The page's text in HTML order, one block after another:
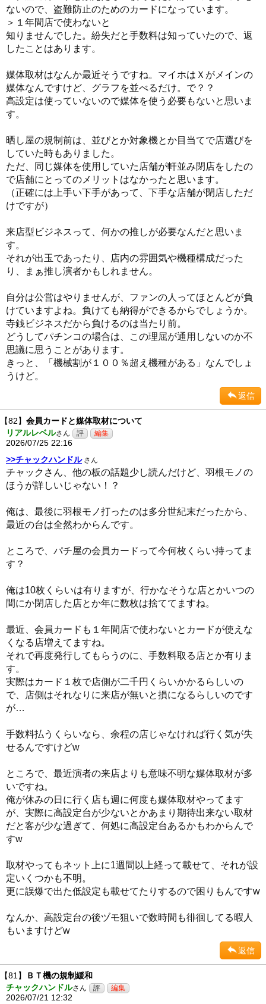
ないので、盗難防止のためのカードになっています。
＞１年間店で使わないと
知りませんでした。紛失だと手数料は知っていたので、返
したことはあります。
媒体取材はなんか最近そうですね。マイホはＸがメインの
媒体なんですけど、グラフを並べるだけ。で？？
高設定は使っていないので媒体を使う必要もないと思いま
す。
晒し屋の規制前は、並びとか対象機とか目当てで店選びを
していた時もありました。
ただ、同じ媒体を使用していた店舗が軒並み閉店をしたの
で店舗にとってのメリットはなかったと思います。
（正確には上手い下手があって、下手な店舗が閉店しただ
けですが）
来店型ビジネスって、何かの推しが必要なんだと思いま
す。
それが出玉であったり、店内の雰囲気や機種構成だった
り、まぁ推し演者かもしれません。
自分は公営はやりませんが、ファンの人ってほとんどが負
けていますよね。負けても納得ができるからでしょうか。
寺銭ビジネスだから負けるのは当たり前。
どうしてパチンコの場合は、この理屈が通用しないのか不
思議に思うことがあります。
きっと、「機械割が１００％超え機種がある」なんでしょ
うけど。
返信
【82】 会員カードと媒体取材について
リアルレベルさん
2026/07/25 22:16
>>チャックハンドルさん
チャックさん、他の板の話題少し読んだけど、羽根モノの
ほうが詳しいじゃない！？
俺は、最後に羽根モノ打ったのは多分世紀末だったから、
最近の台は全然わからんです。
ところで、パチ屋の会員カードって今何枚くらい持ってま
す？
俺は10枚くらいは有りますが、行かなそうな店とかいつの
間にか閉店した店とか年に数枚は捨ててますね。
最近、会員カードも１年間店で使わないとカードが使えな
くなる店増えてますね。
それで再度発行してもらうのに、手数料取る店とか有りま
す。
実際はカード１枚で店側が二千円くらいかかるらしいの
で、店側はそれなりに来店が無いと損になるらしいのです
が…
手数料払うくらいなら、余程の店じゃなければ行く気が失
せるんですけどw
ところで、最近演者の来店よりも意味不明な媒体取材が多
いですね。
俺が休みの日に行く店も週に何度も媒体取材やってます
が、実際に高設定台が少ないとかあまり期待出来ない取材
だと客が少な過ぎて、何処に高設定台あるかもわからんで
すw
取材やってもネット上に1週間以上経って載せて、それが設
定いくつかも不明。
更に誤爆で出た低設定も載せてたりするので困りもんですw
なんか、高設定台の後ヅモ狙いで数時間も徘徊してる暇人
もいますけどw
返信
【81】
ＢＴ機の規制緩和
チャックハンドルさん
2026/07/21 12:32